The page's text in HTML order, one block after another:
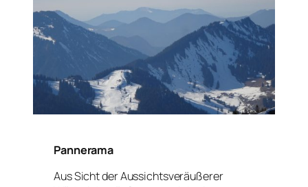
Pannerama
Aus Sicht der Aussichtsveräußerer